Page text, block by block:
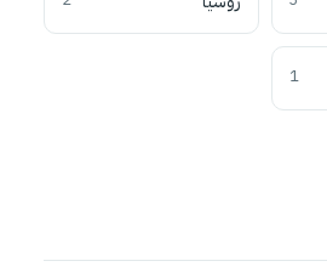
1